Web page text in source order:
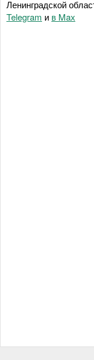
Ленинградской
Telegram и в Maх